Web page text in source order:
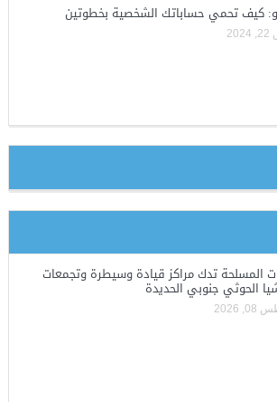
كيف تحمي حساباتك الشخصية بخطوتين
المسلحة تدك مراكز قيادة وسيطرة وتجمعات
الحوثي جنوبي الحديدة
2026